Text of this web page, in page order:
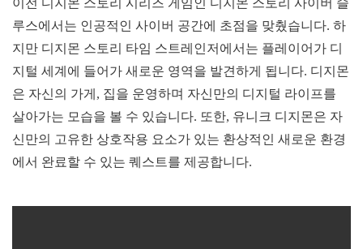
이전 디지몬 스토리 시리즈 게임인 디지몬 스토리 사이버 슬
루스에서는 인공적인 사이버 공간에 초점을 맞췄습니다. 하
지만 디지몬 스토리 타임 스트레인저에서는 플레이어가 디
지털 세계에 들어가 새로운 영역을 발견하게 됩니다. 디지몬
은 자신의 가게, 집을 운영하며 자신만의 디지털 라이프를
살아가는 모습을 볼 수 있습니다. 또한, 유니크 디지몬은 자
신만의 고유한 상호작용 요소가 있는 환상적인 새로운 환경
에서 완료할 수 있는 퀘스트를 제공합니다.